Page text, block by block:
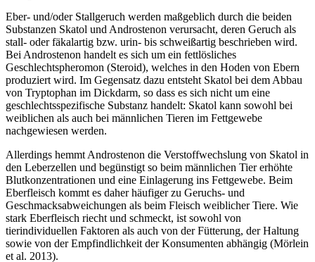
Eber- und/oder Stallgeruch werden maßgeblich durch die beiden
Substanzen Skatol und Androstenon verursacht, deren Geruch als
stall- oder fäkalartig bzw. urin- bis schweißartig beschrieben wird.
Bei Androstenon handelt es sich um ein fettlösliches
Geschlechtspheromon (Steroid), welches in den Hoden von Ebern
produziert wird. Im Gegensatz dazu entsteht Skatol bei dem Abbau
von Tryptophan im Dickdarm, so dass es sich nicht um eine
geschlechtsspezifische Substanz handelt: Skatol kann sowohl bei
weiblichen als auch bei männlichen Tieren im Fettgewebe
nachgewiesen werden.
Allerdings hemmt Androstenon die Verstoffwechslung von Skatol in
den Leberzellen und begünstigt so beim männlichen Tier erhöhte
Blutkonzentrationen und eine Einlagerung ins Fettgewebe. Beim
Eberfleisch kommt es daher häufiger zu Geruchs- und
Geschmacksabweichungen als beim Fleisch weiblicher Tiere. Wie
stark Eberfleisch riecht und schmeckt, ist sowohl von
tierindividuellen Faktoren als auch von der Fütterung, der Haltung
sowie von der Empfindlichkeit der Konsumenten abhängig (Mörlein
et al. 2013).